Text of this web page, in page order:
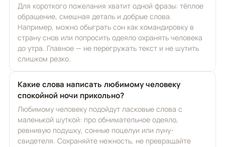
Для короткого пожелания хватит одной фразы: тёплое
обращение, смешная деталь и добрые слова.
Например, можно обыграть сон как командировку в
страну снов или попросить одеяло охранять человека
до утра. Главное — не перегружать текст и не шутить
слишком резко.
Какие слова написать любимому человеку
спокойной ночи прикольно?
Любимому человеку подойдут ласковые слова с
маленькой шуткой: про обнимательное одеяло,
ревнивую подушку, сонные поцелуи или луну-
свидетеля. Сохраняйте нежность, не превращайте